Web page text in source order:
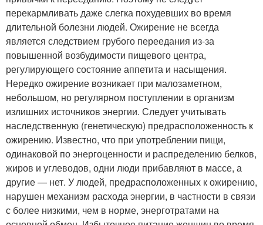
перекармливать даже слегка похудевших во время
длительной болезни людей. Ожирение не всегда
является следствием грубого переедания из-за
повышенной возбудимости пищевого центра,
регулирующего состояние аппетита и насыщения.
Нередко ожирение возникает при малозаметном,
небольшом, но регулярном поступлении в организм
излишних источников энергии. Следует учитывать
наследственную (генетическую) предрасположенность к
ожирению. Известно, что при употреблении пищи,
одинаковой по энергоценности и распределению белков,
жиров и углеводов, одни люди прибавляют в массе, а
другие — нет. У людей, предрасположенных к ожирению,
нарушен механизм расхода энергии, в частности в связи
с более низкими, чем в норме, энерготратами на